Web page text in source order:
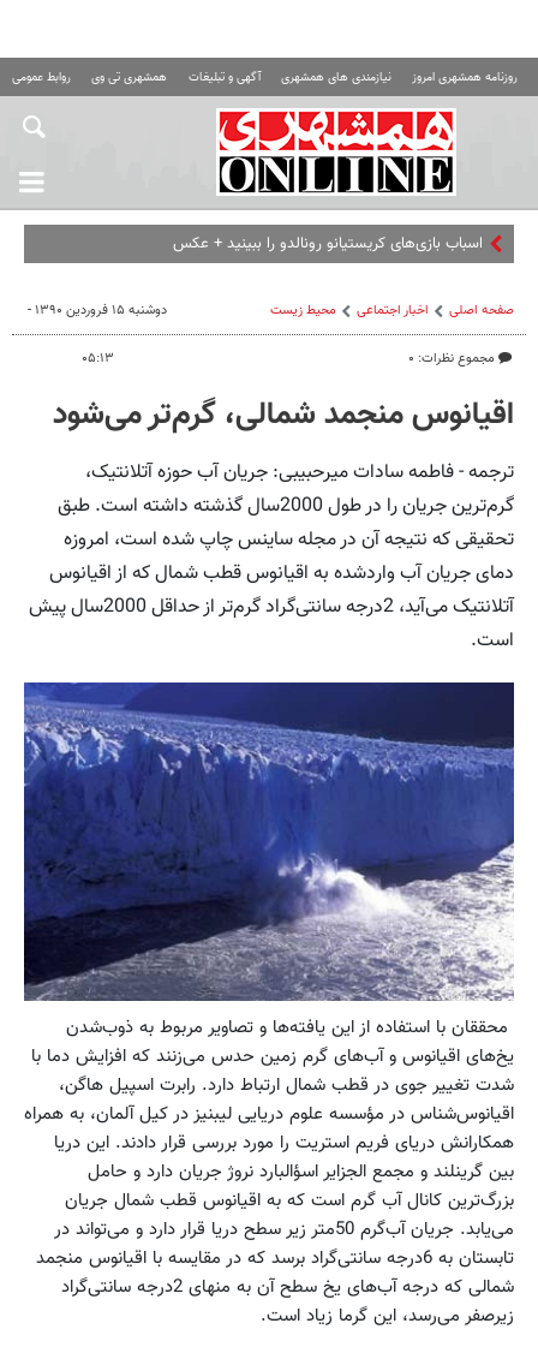
روزنامه همشهری امروز نیازمندی های همشهری آگهی و تبلیغات همشهری تی وی روابط عمومی
اسباب‌ بازی‌های کریستیانو رونالدو را ببینید + عکس
صفحه اصلی اخبار اجتماعی محیط زیست
مجموع نظرات: ۰
دوشنبه ۱۵ فروردین ۱۳۹۰ -
۰۵:۱۳
اقیانوس منجمد شمالی، گرم‌تر می‌شود
ترجمه - فاطمه سادات میرحبیبی: جریان آب حوزه آتلانتیک،
گرم‌ترین جریان را در طول 2000سال گذشته داشته است. طبق
تحقیقی که نتیجه آن در مجله ساینس چاپ شده است، امروزه
دمای جریان آب واردشده به اقیانوس قطب شمال که از اقیانوس
آتلانتیک می‌آید، 2درجه سانتی‌گراد گرم‌تر از حداقل 2000سال پیش
است.
محققان با استفاده از این یافته‌ها و تصاویر مربوط به ذوب‌شدن
یخ‌های اقیانوس و آب‌های گرم زمین حدس می‌زنند که افزایش دما با
شدت تغییر جوی در قطب شمال ارتباط دارد. رابرت ‌اسپیل هاگن،
اقیانو‌س‌شناس در مؤسسه علوم دریایی لیبنیز در کیل آلمان، به همراه
همکارانش دریای فریم استریت را مورد بررسی قرار دادند. این دریا
بین گرینلند و مجمع الجزایر اسؤالبارد نروژ جریان دارد و حامل
بزرگ‌ترین کانال آب گرم است که به اقیانوس قطب شمال جریان
می‌یابد. جریان آب‌گرم 50متر زیر سطح دریا قرار دارد و می‌تواند در
تابستان به 6درجه سانتی‌گراد برسد که در مقایسه با اقیانوس منجمد
شمالی که درجه آب‌های یخ سطح آن به منهای 2درجه سانتی‌گراد
زیرصفر می‌رسد، این گرما زیاد است.